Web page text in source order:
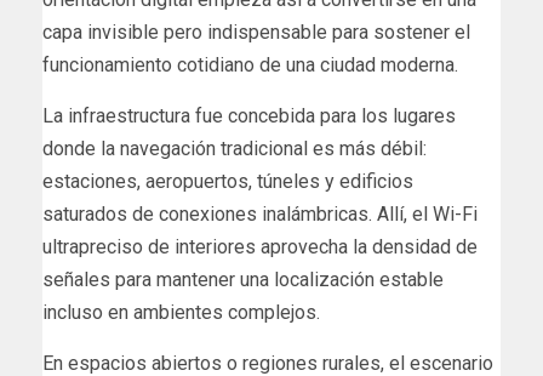
capa invisible pero indispensable para sostener el
funcionamiento cotidiano de una ciudad moderna.
La infraestructura fue concebida para los lugares
donde la navegación tradicional es más débil:
estaciones, aeropuertos, túneles y edificios
saturados de conexiones inalámbricas. Allí, el Wi-Fi
ultrapreciso de interiores aprovecha la densidad de
señales para mantener una localización estable
incluso en ambientes complejos.
En espacios abiertos o regiones rurales, el escenario